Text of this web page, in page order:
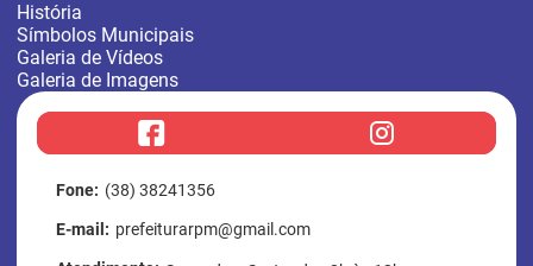
História
Símbolos Municipais
Galeria de Vídeos
Galeria de Imagens
f
a
c
b
k
n
s
Fone: (38) 38241356
E-mail: prefeiturarpm@gmail.com